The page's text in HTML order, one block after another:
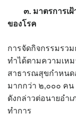
Deply
Go Hight ‘O
HOMU Villa
Montha
Shanti –
๓. มาตรการเฝ้า
ของโรค
การจัดกิจกรรมรว
ทำได้ตามความเห
สาธารณสุขกำหนด
มากกว่า ๒,๐๐๐ คน
ดังกล่าวต่อนายอำ
ทำการ